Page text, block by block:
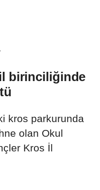
birinciliğinde
kros parkurunda
olan Okul
Kros İl